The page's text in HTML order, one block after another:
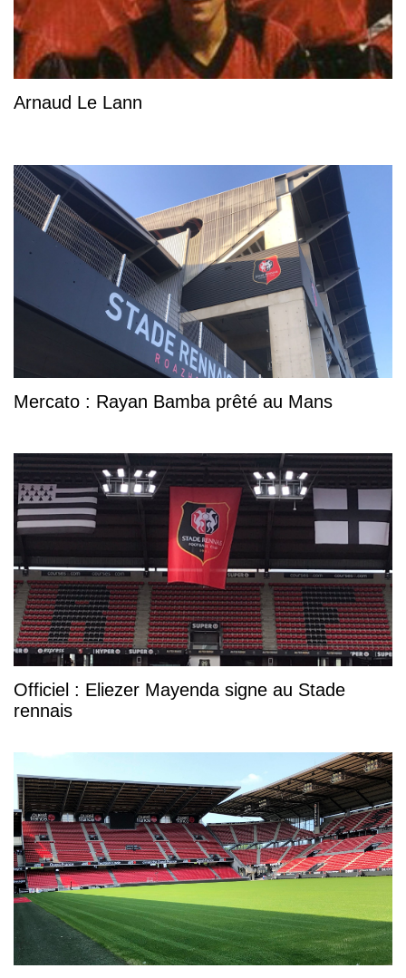
Arnaud Le Lann
Mercato : Rayan Bamba prêté au Mans
Officiel : Eliezer Mayenda signe au Stade
rennais